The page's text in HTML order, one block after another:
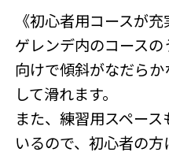
《初心者用コースが充
ゲレンデ内のコース
向けで傾斜がなだら
して滑れます。
また、練習用スペー
いるので、初心者の